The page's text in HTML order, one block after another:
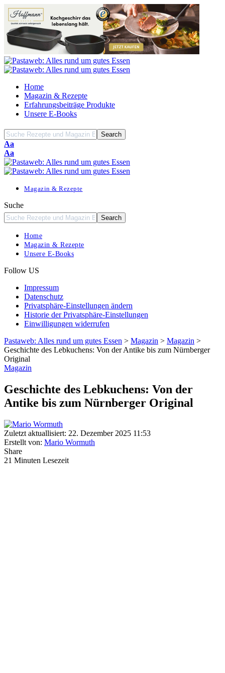
Home
Magazin & Rezepte
Erfahrungsbeiträge Produkte
Unsere E-Books
Font
Resizer
Aa
Font
Resizer
Aa
Magazin & Rezepte
Suche
Home
Magazin & Rezepte
Unsere E-Books
Follow US
Impressum
Datenschutz
Privatsphäre-Einstellungen ändern
Historie der Privatsphäre-Einstellungen
Einwilligungen widerrufen
Pastaweb: Alles rund um gutes Essen > Magazin > Magazin >
Geschichte des Lebkuchens: Von der Antike bis zum Nürnberger
Original
Magazin
Geschichte des Lebkuchens: Von der
Antike bis zum Nürnberger Original
Zuletzt aktuallisiert: 22. Dezember 2025 11:53
Erstellt von: Mario Wormuth
Share
21 Minuten Lesezeit